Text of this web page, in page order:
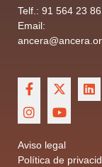
Telf.: 91 564 23 86
Email:
Aviso legal
Política de